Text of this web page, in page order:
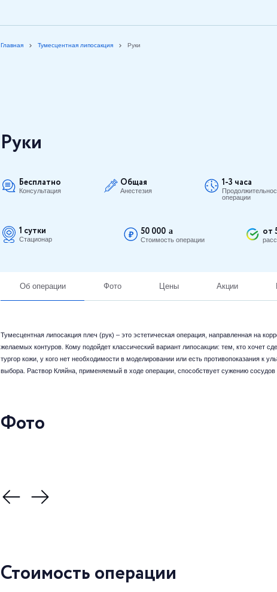
Главная Тумесцентная липосакция Руки
Руки
Бесплатно
Консультация
Общая
Анестезия
1-3 часа
операции
1 сутки
Стационар
50 000
Стоимость операции
от
Об операции Фото Цены Акции
Тумесцентная липосакция плеч (рук) – это эстетическая операция, направленная на
желаемых контуров. Кому подойдет классический вариант липосакции: тем, кто хочет
тургор кожи, у кого нет необходимости в моделировании или есть противопоказания к
выбора. Раствор Кляйна, применяемый в ходе операции, способствует сужению сосудов
Фото
Стоимость операции